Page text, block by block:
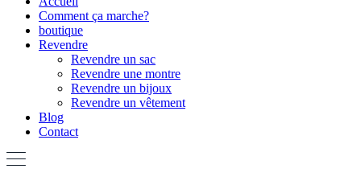
Comment ça marche?
boutique
Revendre
Revendre un sac
Revendre une montre
Revendre un bijoux
Revendre un vêtement
Blog
Contact